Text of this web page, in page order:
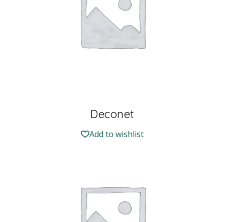
Deconet
Add to wishlist